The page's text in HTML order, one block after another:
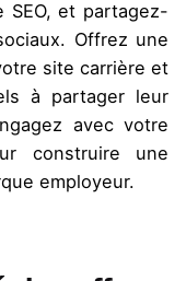
et partagez-
Offrez une
site carrière et
à partager leur
avec votre
construire une
employeur.